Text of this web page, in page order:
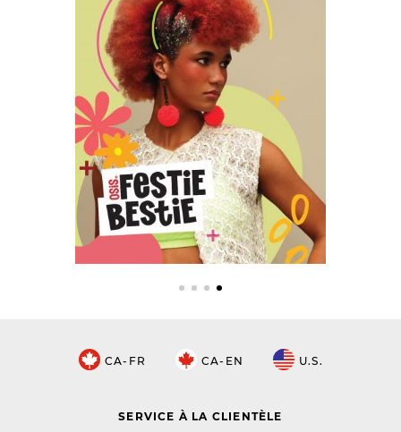
CA-FR CA-EN U.S.
SERVICE À LA CLIENTÈLE